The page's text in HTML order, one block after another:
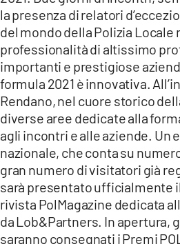
LACAPITALENEWS.IT
App
ANDROID
APPLE
la presenza di relatori
del mondo della Polizia Locale
professionalità di altissimo
importanti e prestigiose
formula 2021 è innovativa.
Rendano, nel cuore storico
diverse aree dedicate alla
agli incontri e alle aziende. Un
nazionale, che conta su
gran numero di visitatori già
sarà presentato ufficialmente
rivista PolMagazine dedicata
da Lob&Partners. In apertura,
saranno consegnati i Premi